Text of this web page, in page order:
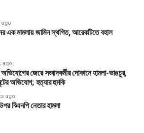
ago
এক মামলায় জামিন স্থগিত, আরেকটিতে বহাল
ago
জেরে সংবাদকর্মীর দোকানে হামলা-ভাঙচুর,
অভিযোগ; হত্যার হুমকি
ago
বিএনপি নেতার হামলা